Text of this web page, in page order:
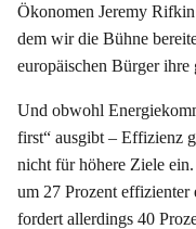
Ökonomen Jeremy
dem wir die Bühne
europäischen Bürger ihre
Und obwohl
first“ ausgibt – Effizienz
nicht für höhere Ziele
um 27 Prozent effizienter
fordert allerdings 40